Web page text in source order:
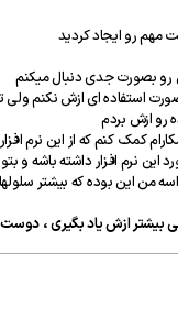
مهم رو ایجاد کردید
استفاده ای ازش نکنم
رو ازش بردم
کمک کنم که از این نرم
این نرم افزار داشته باشه
من این بوده که بیشتر
بیشتر ازش یاد بگیری ، دوست